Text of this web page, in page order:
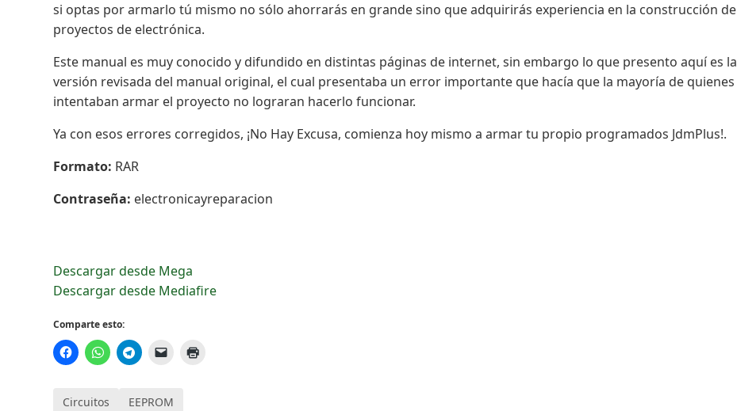
si optas por armarlo tú mismo no sólo ahorrarás en grande sino que adquirirás experiencia en la construcción de
proyectos de electrónica.
Este manual es muy conocido y difundido en distintas páginas de internet, sin embargo lo que presento aquí es la
versión revisada del manual original, el cual presentaba un error importante que hacía que la mayoría de quienes
intentaban armar el proyecto no lograran hacerlo funcionar.
Ya con esos errores corregidos, ¡No Hay Excusa, comienza hoy mismo a armar tu propio programados JdmPlus!.
Formato: RAR
Contraseña: electronicayreparacion
Descargar desde Mega
Descargar desde Mediafire
Comparte esto:
Circuitos EEPROM